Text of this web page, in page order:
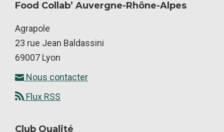
Food Collab’ Auvergne-Rhône-Alpes
Agrapole
23 rue Jean Baldassini
69007 Lyon
Nous contacter
Flux RSS
Club Qualité